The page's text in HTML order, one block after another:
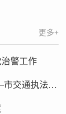
更多+
警工作
头雁领航强根基 交叉互检促提升——市交通执法支队常态化开展“四互”检查打造党建“强引擎”